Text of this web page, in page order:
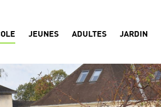
JEUNES ADULTES JARDIN